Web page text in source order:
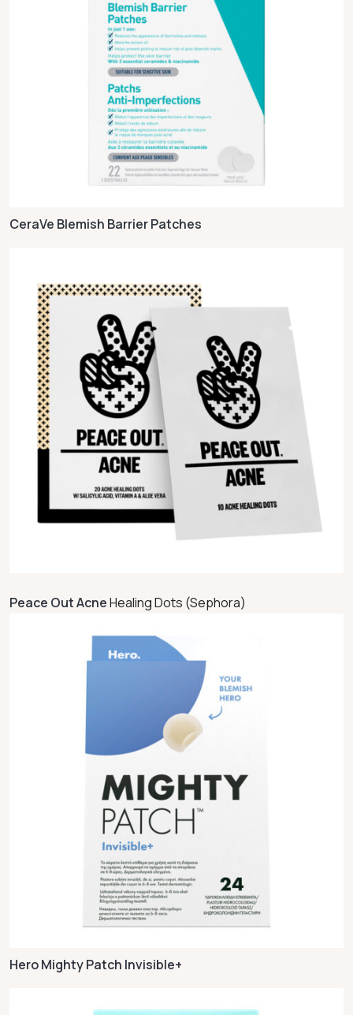
CeraVe Blemish Barrier Patches
Peace Out AcneHealing Dots (Sephora)
Hero Mighty Patch Invisible+